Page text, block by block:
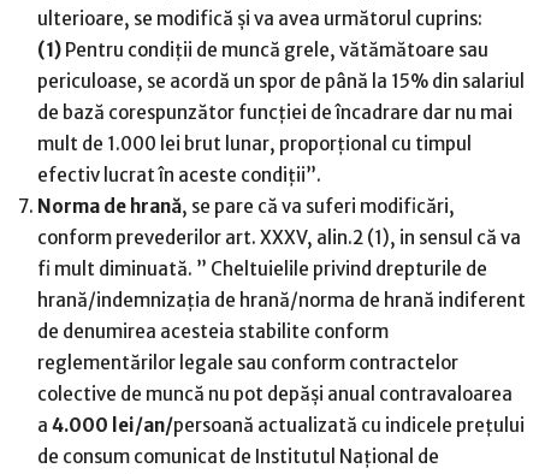
ulterioare, se modifică și va avea următorul cuprins:
(1) Pentru condiții de muncă grele, vătămătoare sau
periculoase, se acordă un spor de până la 15% din salariul
de bază corespunzător funcției de încadrare dar nu mai
mult de 1.000 lei brut lunar, proporțional cu timpul
efectiv lucrat în aceste condiții”.
Norma de hrană, se pare că va suferi modificări,
conform prevederilor art. XXXV, alin.2 (1), in sensul că va
fi mult diminuată. ” Cheltuielile privind drepturile de
hrană/indemnizația de hrană/norma de hrană indiferent
de denumirea acesteia stabilite conform
reglementărilor legale sau conform contractelor
colective de muncă nu pot depăși anual contravaloarea
a 4.000 lei/an/persoană actualizată cu indicele prețului
de consum comunicat de Institutul Național de